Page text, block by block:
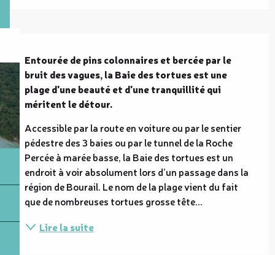
Entourée de pins colonnaires et bercée par le
bruit des vagues, la Baie des tortues est une
plage d'une beauté et d'une tranquillité qui
méritent le détour.
Accessible par la route en voiture ou par le sentier
pédestre des 3 baies ou par le tunnel de la Roche
Percée à marée basse, la Baie des tortues est un
endroit à voir absolument lors d’un passage dans la
région de Bourail. Le nom de la plage vient du fait
que de nombreuses tortues grosse tête...
Lire la suite